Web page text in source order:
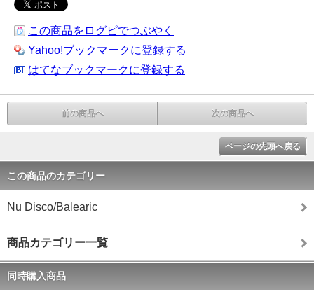
この商品をログピでつぶやく
Yahoo!ブックマークに登録する
はてなブックマークに登録する
前の商品へ 次の商品へ
ページの先頭へ戻る
この商品のカテゴリー
Nu Disco/Balearic
商品カテゴリー一覧
同時購入商品